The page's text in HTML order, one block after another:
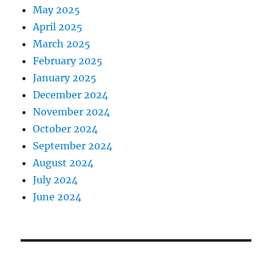
May 2025
April 2025
March 2025
February 2025
January 2025
December 2024
November 2024
October 2024
September 2024
August 2024
July 2024
June 2024